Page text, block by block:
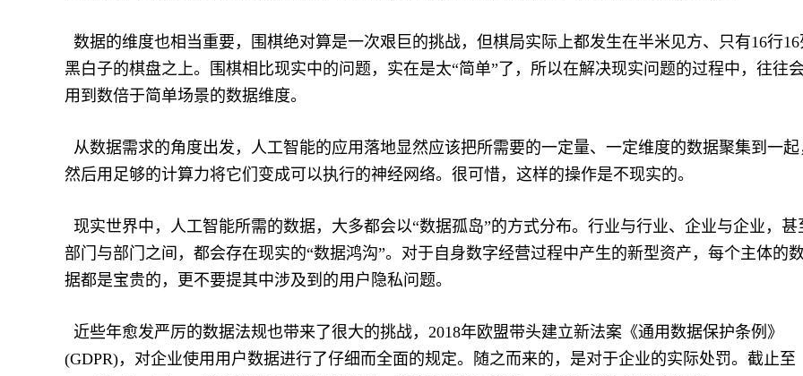
数据的维度也相当重要，围棋绝对算是一次艰巨的挑战，但棋局实际上都发生在半米见方、只有16行16
黑白子的棋盘之上。围棋相比现实中的问题，实在是太“简单”了，所以在解决现实问题的过程中，往往
用到数倍于简单场景的数据维度。
从数据需求的角度出发，人工智能的应用落地显然应该把所需要的一定量、一定维度的数据聚集到一起
然后用足够的计算力将它们变成可以执行的神经网络。很可惜，这样的操作是不现实的。
现实世界中，人工智能所需的数据，大多都会以“数据孤岛”的方式分布。行业与行业、企业与企业，甚
部门与部门之间，都会存在现实的“数据鸿沟”。对于自身数字经营过程中产生的新型资产，每个主体的数
据都是宝贵的，更不要提其中涉及到的用户隐私问题。
近些年愈发严厉的数据法规也带来了很大的挑战，2018年欧盟带头建立新法案《通用数据保护条例》
(GDPR)，对企业使用用户数据进行了仔细而全面的规定。随之而来的，是对于企业的实际处罚。截止至